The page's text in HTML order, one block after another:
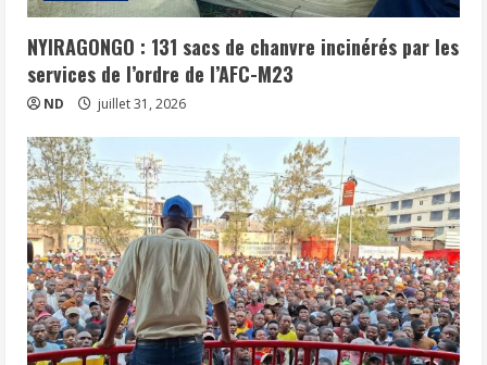
NYIRAGONGO : 131 sacs de chanvre incinérés par les
services de l’ordre de l’AFC-M23
ND juillet 31, 2026